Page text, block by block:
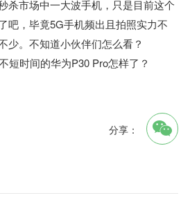
杀市场中一大波手机，只是目前这个
吧，毕竟5G手机频出且拍照实力不
少。不知道小伙伴们怎么看？
分享：